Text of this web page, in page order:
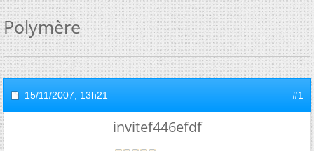
Polymère
15/11/2007, 13h21 #1
invitef446efdf